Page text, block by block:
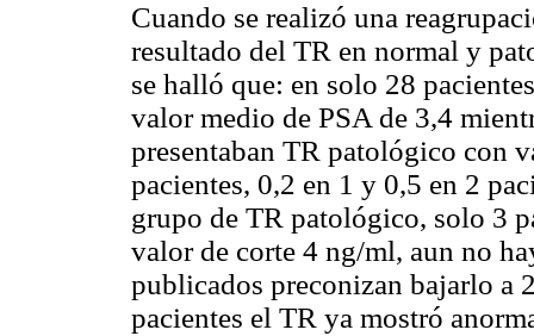
Cuando se realizó una
resultado del TR en normal y
se halló que: en solo 28
valor medio de PSA de 3,4
presentaban TR patológico con
pacientes, 0,2 en 1 y 0,5 en 2
grupo de TR patológico, solo 3
valor de corte 4 ng/ml, aun no
publicados preconizan bajarlo a
pacientes el TR ya mostró